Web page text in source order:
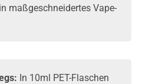
maßgeschneidertes Vape-
In 10ml PET-Flaschen